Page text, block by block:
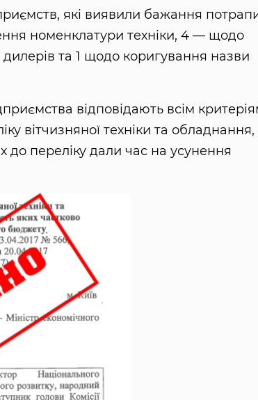
які виявили бажання
номенклатури техніки, 4 — щодо
та 1 щодо коригування назви
відповідають всім
вітчизняної техніки та обладнання,
до переліку дали час на усунення